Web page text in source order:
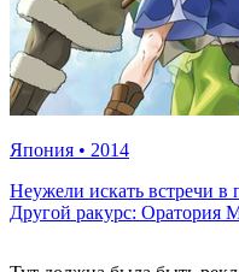
Япония • 2014
Неужели искать встречи в
Другой ракурс: Оратория